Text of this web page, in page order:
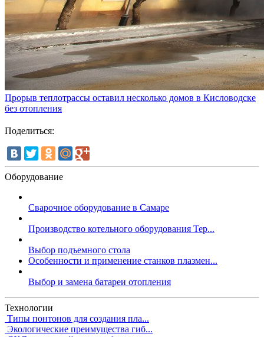
Прорыв теплотрассы оставил несколько домов в Кисловодске
без отопления
Поделиться:
Оборудование
Сварочное оборудование в Самаре
Производство котельного оборудования Тер...
Выбор подъемного стола
Особенности и применение станков плазмен...
Выбор и замена батареи отопления
Технологии
Типы понтонов для создания пла...
Экологические преимущества гиб...